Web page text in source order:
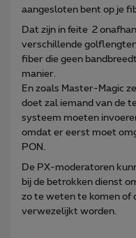
aangesloten bent op je
Dat zijn in feite 2
verschillende
fiber die geen
manier.
En zoals Master-Magic
doet zal iemand van de
systeem moeten
omdat er eerst moet
PON.
De PX-moderatoren
bij de betrokken dienst
zo te weten te komen of
verwezelijkt worden.